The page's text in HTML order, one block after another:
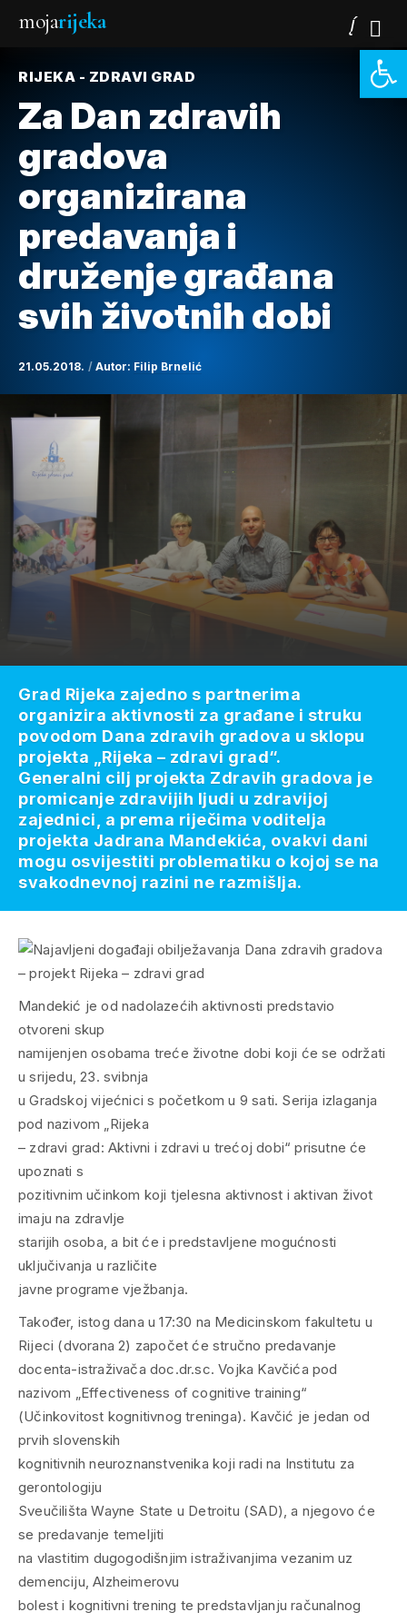
mojarijeka
RIJEKA - ZDRAVI GRAD
Za Dan zdravih
gradova
organizirana
predavanja i
druženje građana
svih životnih dobi
21.05.2018. Autor: Filip Brnelić
Mandekić je od nadolazećih aktivnosti predstavio
otvoreni skup
namijenjen osobama treće životne dobi koji će se održati
u srijedu, 23. svibnja
u Gradskoj vijećnici s početkom u 9 sati. Serija izlaganja
pod nazivom „Rijeka
– zdravi grad: Aktivni i zdravi u trećoj dobi“ prisutne će
upoznati s
pozitivnim učinkom koji tjelesna aktivnost i aktivan život
imaju na zdravlje
starijih osoba, a bit će i predstavljene mogućnosti
uključivanja u različite
javne programe vježbanja.
Također, istog dana u 17:30 na Medicinskom fakultetu u
Rijeci (dvorana 2) započet će stručno predavanje
docenta-istraživača doc.dr.sc. Vojka Kavčića pod
nazivom „Effectiveness of cognitive training“
(Učinkovitost kognitivnog treninga). Kavčić je jedan od
prvih slovenskih
kognitivnih neuroznanstvenika koji radi na Institutu za
gerontologiju
Sveučilišta Wayne State u Detroitu (SAD), a njegovo će
se predavanje temeljiti
na vlastitim dugogodišnjim istraživanjima vezanim uz
demenciju, Alzheimerovu
bolest i kognitivni trening te predstavljanju računalnog
Grad Rijeka zajedno s partnerima
organizira aktivnosti za građane i struku
povodom Dana zdravih gradova u sklopu
projekta „Rijeka – zdravi grad“.
Generalni cilj projekta Zdravih gradova je
promicanje zdravijih ljudi u zdravijoj
zajednici, a prema riječima voditelja
projekta Jadrana Mandekića, ovakvi dani
mogu osvijestiti problematiku o kojoj se na
svakodnevnoj razini ne razmišlja.